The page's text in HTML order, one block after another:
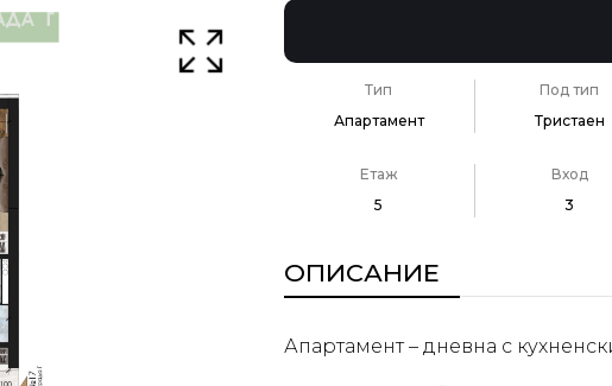
Тип
Апартамент
Под тип
Тристаен
Етаж
5
Вход
3
ОПИСАНИЕ
Апартамент – дневна с